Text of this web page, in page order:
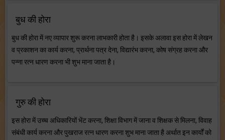
बुध की होरा
बुध की होरा में नए व्यापार शुरू करना लाभकारी होता है। इसके अलावा इस होरा में लेखन
व प्रकाशन का कार्य करना, प्रार्थना पत्र देना, विद्यारंभ करना, कोष संग्रह करना और
पन्ना रत्न धारण करना भी शुभ माना जाता है।
गुरु की होरा
इस होरा में उच्च अधिकारियों भेंट करना, शिक्षा विभाग में जाना व शिक्षक से मिलना, विवाह
संबंधी कार्य करना और पुखराज रत्न धारण करना शुभ माना जाता है अर्थात इन कार्यों को